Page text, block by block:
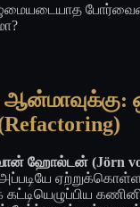
ஹோல்டன் (Jörn
அப்படியே